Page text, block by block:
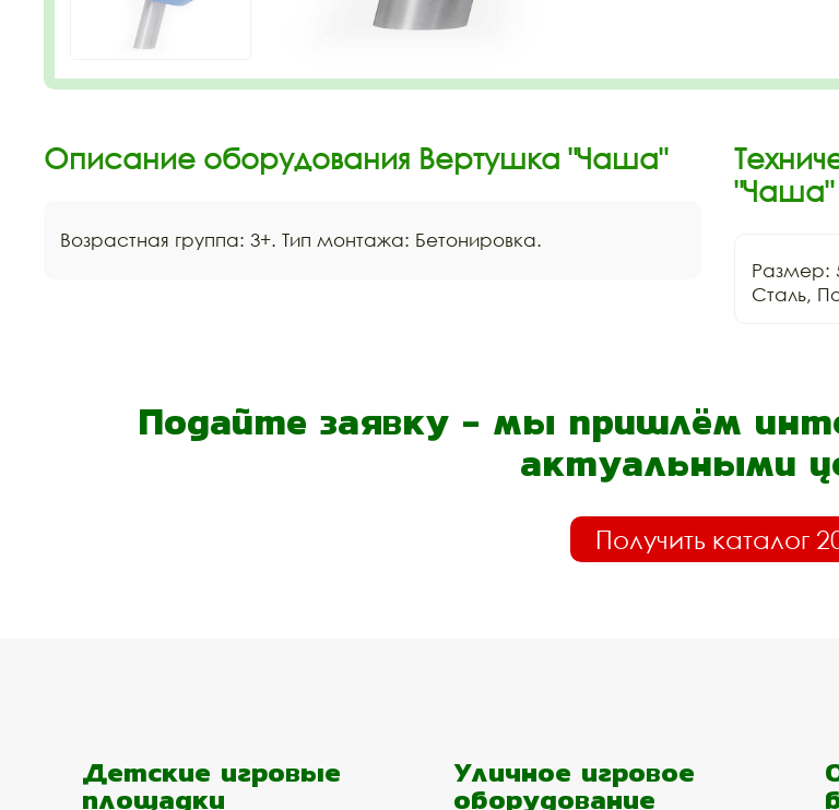
Описание оборудования Вертушка "Чаша"
Возрастная группа: 3+. Тип монтажа: Бетонировка.
"Чаша"
Размер:
Сталь,
Подайте заявку - мы пришлём
актуальными
Получить каталог
Детские игровые
площадки
Уличное игровое
оборудование